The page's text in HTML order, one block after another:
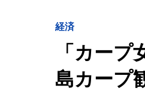
経済
「カー
島カープ